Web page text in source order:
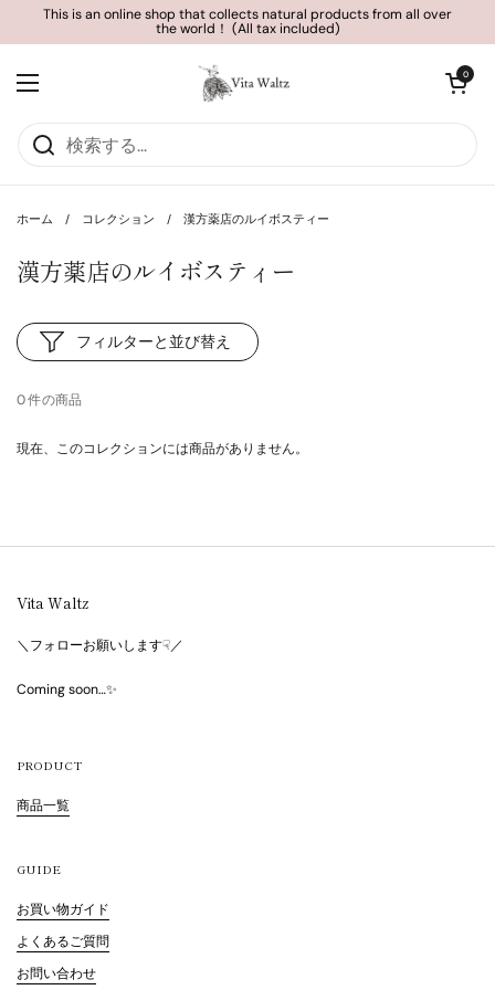
コンテンツへスキップ
This is an online shop that collects natural products from all over
the world！ (All tax included)
メニューを開く
カートを開く
0
ホーム / コレクション / 漢方薬店のルイボスティー
漢方薬店のルイボスティー
0 件の商品
フィルターと並び替え
現在、このコレクションには商品がありません。
Vita Waltz
＼フォローお願いします☟／
Coming soon…✨
PRODUCT
商品一覧
GUIDE
お買い物ガイド
よくあるご質問
お問い合わせ